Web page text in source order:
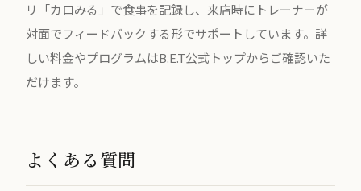
リ「カロみる」で食事を記録し、来店時にトレーナーが
対面でフィードバックする形でサポートしています。詳
しい料金やプログラムはB.E.T公式トップからご確認いた
だけます。
よくある質問